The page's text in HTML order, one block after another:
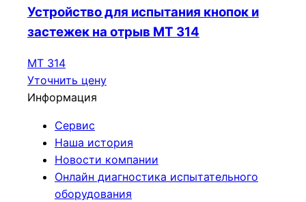
Устройство для испытания кнопок и
застежек на отрыв МТ 314
МТ 314
Уточнить цену
Информация
Сервис
Наша история
Новости компании
Онлайн диагностика испытательного
оборудования